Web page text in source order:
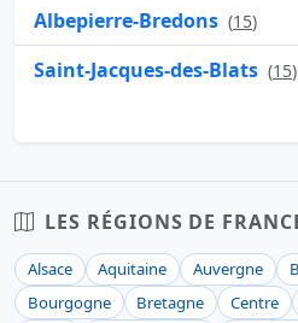
Albepierre-Bredons (15)
Saint-Jacques-des-Blats (15)
LES RÉGIONS DE
Alsace Aquitaine Auvergne
Bourgogne
Bretagne Centre